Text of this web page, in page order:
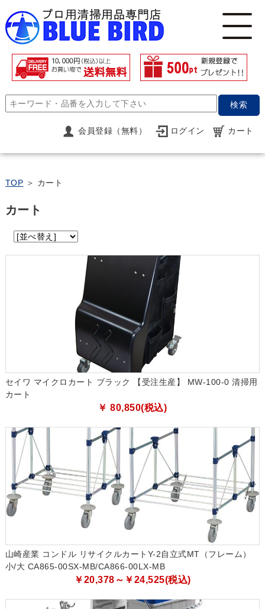
検索
会員登録（無料） ログイン カート
TOP ＞ カート
カート
セイワ マイクロカート ブラック 【受注生産】 MW-100-0 清掃用
カート
￥ 80,850(税込)
山崎産業 コンドル リサイクルカートY-2自立式MT（フレーム）
小/大 CA865-00SX-MB/CA866-00LX-MB
￥20,378～￥24,525(税込)